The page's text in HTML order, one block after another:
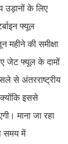
के लिए
फ्यूल
महीने की समीक्षा
जेट फ्यूल के दामों
से अंतरराष्ट्रीय
क्योंकि इससे
माना जा रहा
समय में